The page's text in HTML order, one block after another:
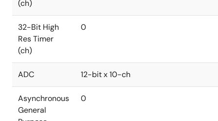
(ch)
32-Bit High
Res Timer
(ch)
0
ADC 12-bit x 10-ch
Asynchronous
General
0